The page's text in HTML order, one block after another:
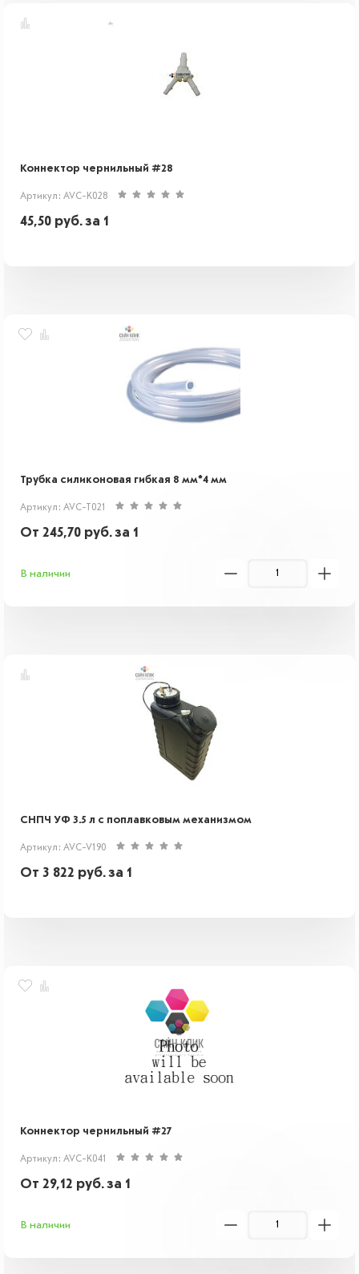
Коннектор чернильный #28
Артикул: AVC-K028
45,50 руб.за 1
Трубка силиконовая гибкая 8 мм*4 мм
Артикул: AVC-T021
От 245,70 руб.за 1
В наличии
СНПЧ УФ 3.5 л с поплавковым механизмом
Артикул: AVC-V190
От 3 822 руб.за 1
Коннектор чернильный #27
Артикул: AVC-K041
От 29,12 руб.за 1
В наличии